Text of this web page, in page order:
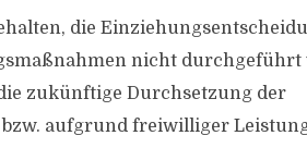
die
nicht durchgeführt
zukünftige Durchsetzung der
aufgrund freiwilliger